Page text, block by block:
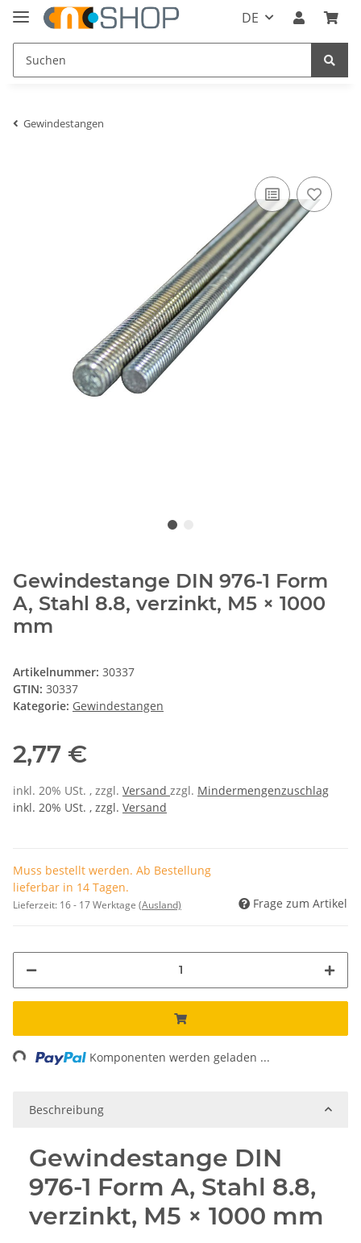
DE
Gewindestangen
Gewindestange DIN 976-1 Form
A, Stahl 8.8, verzinkt, M5 × 1000
mm
Artikelnummer: 30337
GTIN: 30337
Kategorie: Gewindestangen
2,77 €
inkl. 20% USt. , zzgl. Versand zzgl. Mindermengenzuschlag
inkl. 20% USt. , zzgl. Versand
Muss bestellt werden. Ab Bestellung
lieferbar in 14 Tagen.
Lieferzeit: 16 - 17 Werktage (Ausland) Frage zum Artikel
Komponenten werden geladen ...
Beschreibung
Gewindestange DIN
976-1 Form A, Stahl 8.8,
verzinkt, M5 × 1000 mm